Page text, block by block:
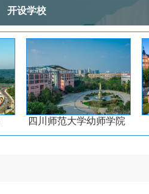
开设学校
四川师范大学幼师学院